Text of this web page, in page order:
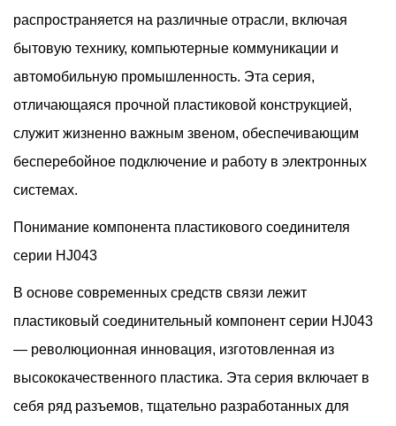
Плавную Интеграцию И Функциональность, Повышая
Безопасность И Удобство На Дороге.
распространяется на различные отрасли, включая
бытовую технику, компьютерные коммуникации и
автомобильную промышленность. Эта серия,
отличающаяся прочной пластиковой конструкцией,
служит жизненно важным звеном, обеспечивающим
бесперебойное подключение и работу в электронных
системах.
Понимание компонента пластикового соединителя
серии HJ043
В основе современных средств связи лежит
пластиковый соединительный компонент серии HJ043
— революционная инновация, изготовленная из
высококачественного пластика. Эта серия включает в
себя ряд разъемов, тщательно разработанных для